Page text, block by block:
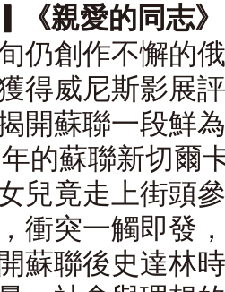
▎《親愛的同志
仍創作不懈的
得威尼斯影展
開蘇聯一段鮮
的蘇聯新切爾
兒竟走上街頭
衝突一觸即發
蘇聯後史達林